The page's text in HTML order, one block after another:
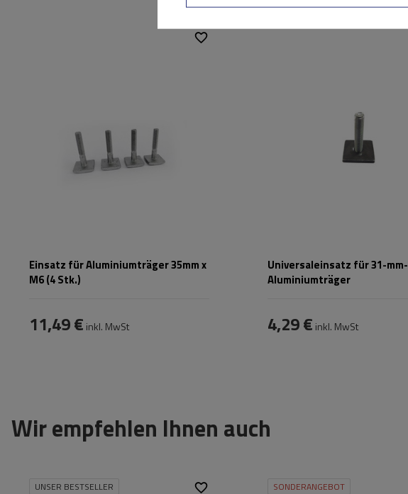
Einsatz für Aluminiumträger 35mm x
M6 (4 Stk.)
11,49 € inkl. MwSt
Universaleinsatz für 31-mm-
Aluminiumträger
4,29 € inkl. MwSt
Wir empfehlen Ihnen auch
UNSER BESTSELLER SONDERANGEBOT